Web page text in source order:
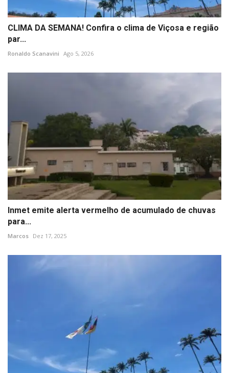
CLIMA DA SEMANA! Confira o clima de Viçosa e região
par...
Ronaldo Scanavini Ago 5, 2026
Inmet emite alerta vermelho de acumulado de chuvas
para...
Marcos Dez 17, 2025